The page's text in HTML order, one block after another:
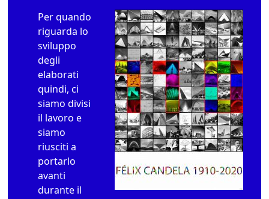
Per quando
riguarda lo
sviluppo
degli
elaborati
quindi, ci
siamo divisi
il lavoro e
siamo
riusciti a
portarlo
avanti
durante il